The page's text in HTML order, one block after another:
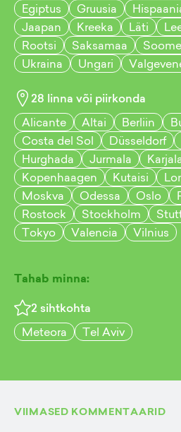
Egiptus
Gruusia
Jaapan
Kreeka Läti
Rootsi
Saksamaa Soome
Ukraina
Ungari
28 linna või piirkonda
Alicante
Altai Berliin
Costa del Sol
Düsseldorf
Hurghada
Jurmala
Kopenhaagen
Kutaisi
Moskva
Odessa Oslo
Rostock
Stockholm
Tokyo
Valencia Vilnius
Tahab minna:
2 sihtkohta
Meteora
Tel Aviv
VIIMASED KOMMENTAARID